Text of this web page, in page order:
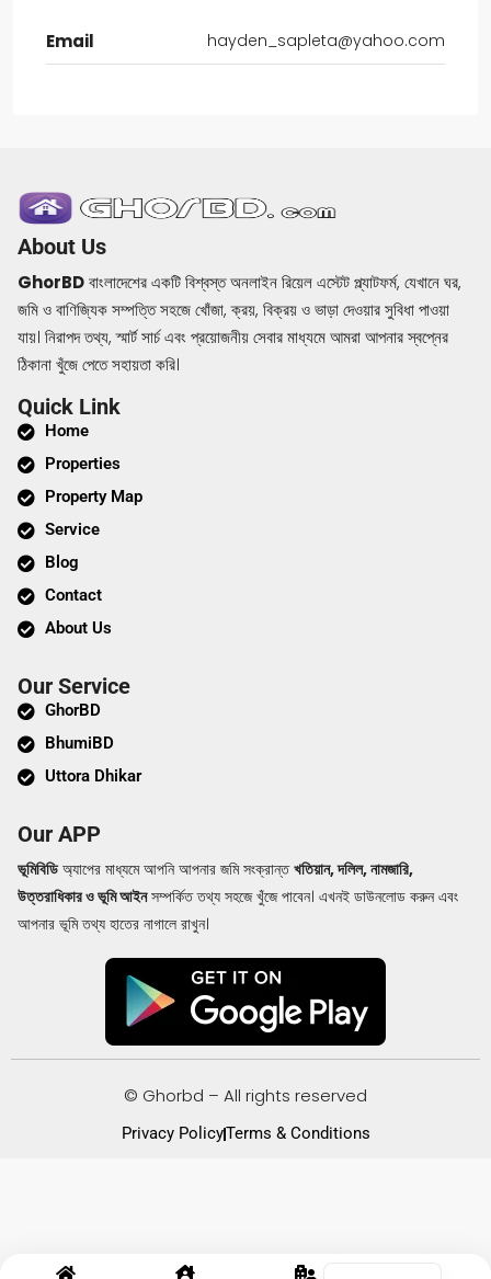
Email hayden_sapleta@yahoo.com
About Us
GhorBDবাংলাদেশের একটি বিশ্বস্ত অনলাইন রিয়েল এস্টেট প্ল্যাটফর্ম, যেখানে ঘর,
জমি ও বাণিজ্যিক সম্পত্তি সহজে খোঁজা, ক্রয়, বিক্রয় ও ভাড়া দেওয়ার সুবিধা পাওয়া
যায়। নিরাপদ তথ্য, স্মার্ট সার্চ এবং প্রয়োজনীয় সেবার মাধ্যমে আমরা আপনার স্বপ্নের
ঠিকানা খুঁজে পেতে সহায়তা করি।
Quick Link
Home
Properties
Property Map
Service
Blog
Contact
About Us
Our Service
GhorBD
BhumiBD
Uttora Dhikar
Our APP
ভূমিবিডিঅ্যাপের মাধ্যমে আপনি আপনার জমি সংক্রান্তখতিয়ান, দলিল, নামজারি,
উত্তরাধিকার ও ভূমি আইনসম্পর্কিত তথ্য সহজে খুঁজে পাবেন। এখনই ডাউনলোড করুন এবং
আপনার ভূমি তথ্য হাতের নাগালে রাখুন।
© Ghorbd – All rights reserved
Privacy PolicyTerms & Conditions